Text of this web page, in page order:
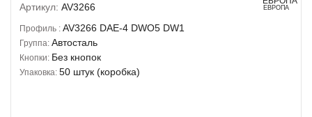
Артикул: AV3266 ЕВРОПА
Профиль : AV3266 DAE-4 DWO5 DW1
Группа: Автосталь
Кнопки: Без кнопок
Упаковка: 50 штук (коробка)